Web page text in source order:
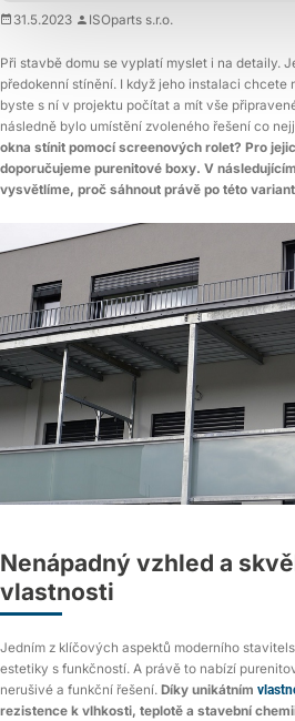
31.5.2023 ISOparts s.r.o.
Při stavbě domu se vyplatí myslet i na detaily.
předokenní stínění. I když jeho instalaci chcete
byste s ní v projektu počítat a mít vše
následně bylo umístění zvoleného řešení co
okna stínit pomocí screenových rolet? Pro
doporučujeme purenitové boxy. V
vysvětlíme, proč sáhnout právě po této
Nenápadný vzhled a
vlastnosti
Jedním z klíčových aspektů moderního
estetiky s funkčností. A právě to nabízí
nerušivé a funkční řešení. Díky unikátním
rezistence k vlhkosti, teplotě a stavební